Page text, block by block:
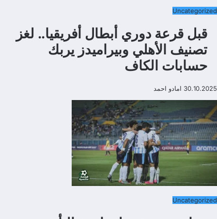
Uncategorized
قبل قرعة دوري أبطال أفريقيا.. لغز
تصنيف الأهلي وبيراميدز يربك
حسابات الكاف
30.10.2025 امادو احمد
Uncategorized